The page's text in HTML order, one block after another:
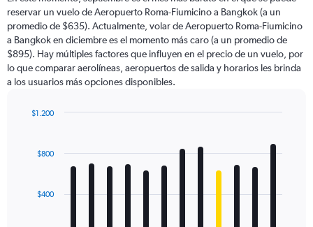
categories.
The
chart
has
1
Y
axis
values.
reservar un vuelo de Aeropuerto Roma-Fiumicino a Bangkok (a un
promedio de $635). Actualmente, volar de Aeropuerto Roma-Fiumicino
a Bangkok en diciembre es el momento más caro (a un promedio de
$895). Hay múltiples factores que influyen en el precio de un vuelo, por
lo que comparar aerolíneas, aeropuertos de salida y horarios les brinda
a los usuarios más opciones disponibles.
with
The$400
$800
$1.200